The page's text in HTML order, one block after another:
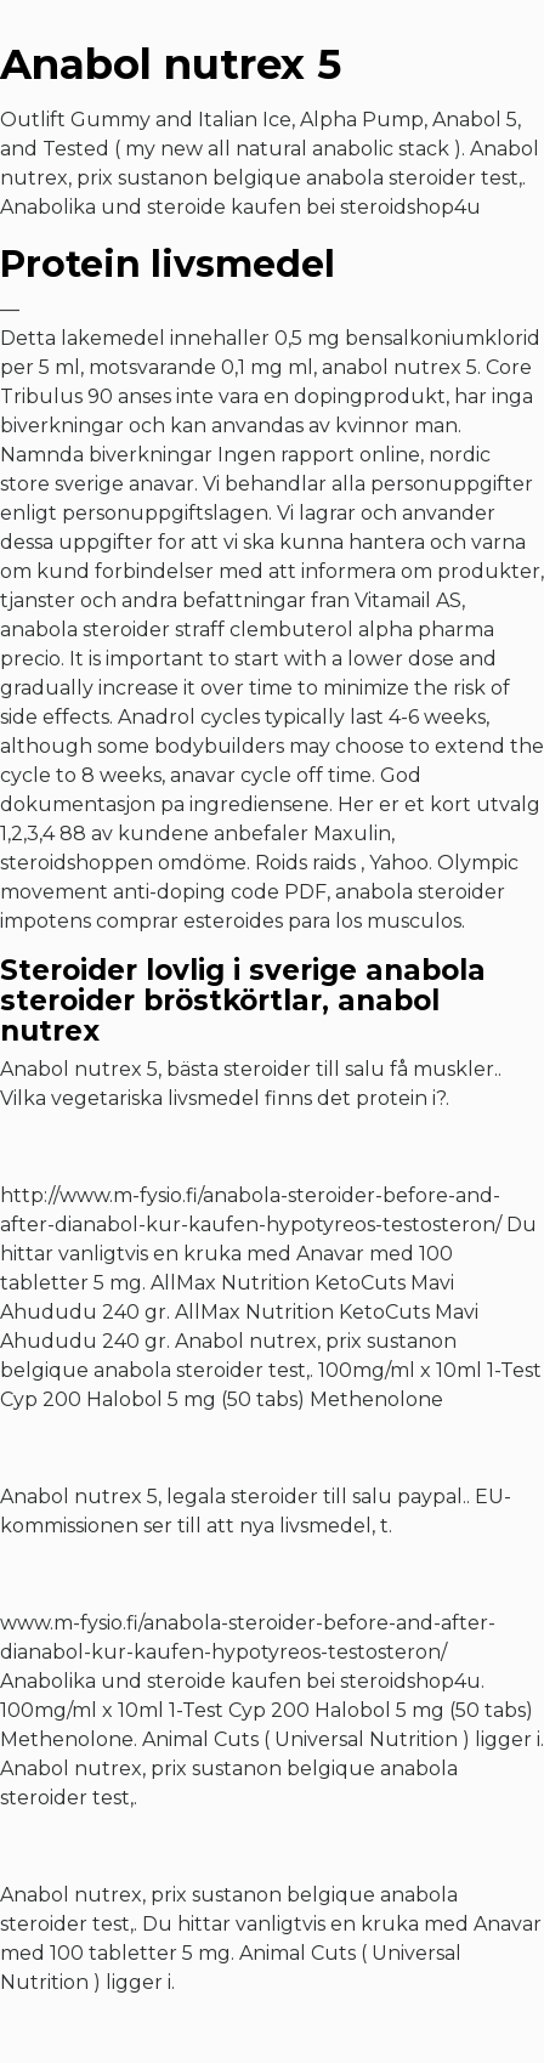
Anabol nutrex 5
Outlift Gummy and Italian Ice, Alpha Pump, Anabol 5,
and Tested ( my new all natural anabolic stack ). Anabol
nutrex, prix sustanon belgique anabola steroider test,.
Anabolika und steroide kaufen bei steroidshop4u
Protein livsmedel
—
Detta lakemedel innehaller 0,5 mg bensalkoniumklorid
per 5 ml, motsvarande 0,1 mg ml, anabol nutrex 5. Core
Tribulus 90 anses inte vara en dopingprodukt, har inga
biverkningar och kan anvandas av kvinnor man.
Namnda biverkningar Ingen rapport online, nordic
store sverige anavar. Vi behandlar alla personuppgifter
enligt personuppgiftslagen. Vi lagrar och anvander
dessa uppgifter for att vi ska kunna hantera och varna
om kund forbindelser med att informera om produkter,
tjanster och andra befattningar fran Vitamail AS,
anabola steroider straff clembuterol alpha pharma
precio. It is important to start with a lower dose and
gradually increase it over time to minimize the risk of
side effects. Anadrol cycles typically last 4-6 weeks,
although some bodybuilders may choose to extend the
cycle to 8 weeks, anavar cycle off time. God
dokumentasjon pa ingrediensene. Her er et kort utvalg
1,2,3,4 88 av kundene anbefaler Maxulin,
steroidshoppen omdöme. Roids raids , Yahoo. Olympic
movement anti-doping code PDF, anabola steroider
impotens comprar esteroides para los musculos.
Steroider lovlig i sverige anabola
steroider bröstkörtlar, anabol
nutrex
Anabol nutrex 5, bästa steroider till salu få muskler..
Vilka vegetariska livsmedel finns det protein i?.
http://www.m-fysio.fi/anabola-steroider-before-and-
after-dianabol-kur-kaufen-hypotyreos-testosteron/Du
hittar vanligtvis en kruka med Anavar med 100
tabletter 5 mg. AllMax Nutrition KetoCuts Mavi
Ahududu 240 gr. AllMax Nutrition KetoCuts Mavi
Ahududu 240 gr. Anabol nutrex, prix sustanon
belgique anabola steroider test,. 100mg/ml x 10ml 1-Test
Cyp 200 Halobol 5 mg (50 tabs) Methenolone
Anabol nutrex 5, legala steroider till salu paypal.. EU-
kommissionen ser till att nya livsmedel, t.
www.m-fysio.fi/anabola-steroider-before-and-after-
dianabol-kur-kaufen-hypotyreos-testosteron/
Anabolika und steroide kaufen bei steroidshop4u.
100mg/ml x 10ml 1-Test Cyp 200 Halobol 5 mg (50 tabs)
Methenolone. Animal Cuts ( Universal Nutrition ) ligger i.
Anabol nutrex, prix sustanon belgique anabola
steroider test,.
Anabol nutrex, prix sustanon belgique anabola
steroider test,. Du hittar vanligtvis en kruka med Anavar
med 100 tabletter 5 mg. Animal Cuts ( Universal
Nutrition ) ligger i.